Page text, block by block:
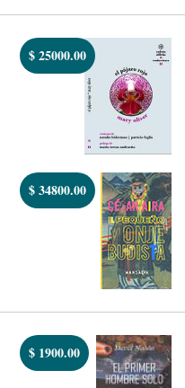
$25000.00
$34800.00
$ 1900.00